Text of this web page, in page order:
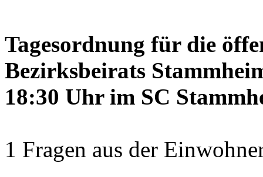
Tagesordnung für die
Bezirksbeirats
18:30 Uhr im SC
1 Fragen aus der